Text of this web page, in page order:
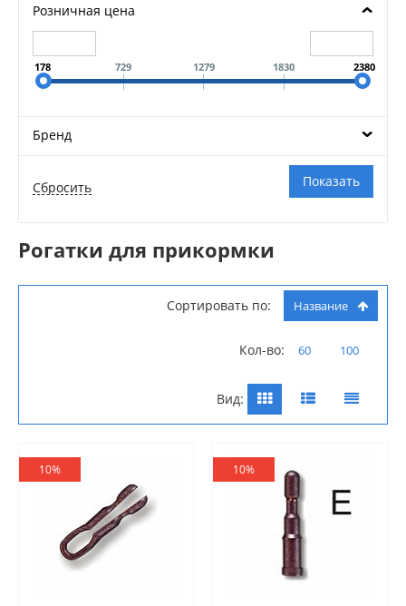
Розничная цена
178 729 1279 1830 2380
Бренд
Рогатки для прикормки
Сортировать по: Название
Кол-во: 60 100
Вид:
10% 10%